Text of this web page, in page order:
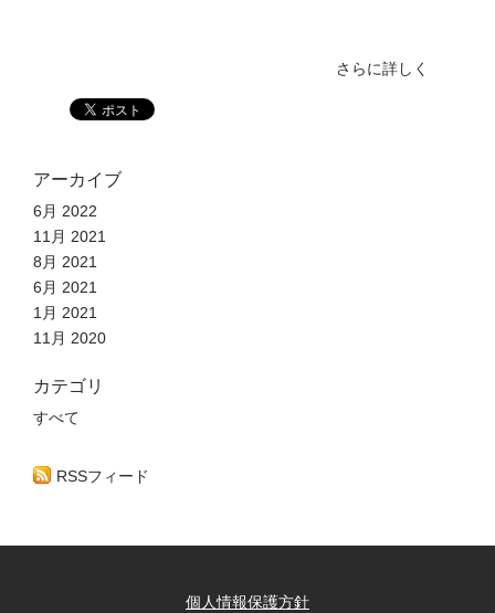
さらに詳しく
アーカイブ
6月 2022
11月 2021
8月 2021
6月 2021
1月 2021
11月 2020
カテゴリ
すべて
RSSフィード
個人情報保護方針